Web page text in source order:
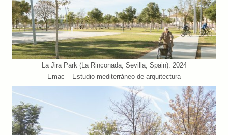
La Jira Park (La Rinconada, Sevilla, Spain). 2024
Emac – Estudio mediterráneo de arquitectura